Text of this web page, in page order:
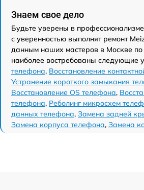
Знаем свое дело
Будьте уверены в
с уверенностью выполнят ремонт
данным наших мастеров в Москве по
наиболее востребованы следующие
телефона, Восстановление
Устранение короткого замыкания
Восстановление OS телефона,
телефона, Реболинг микросхем
данных телефона, Замена задней
Замена корпуса телефона, Замена